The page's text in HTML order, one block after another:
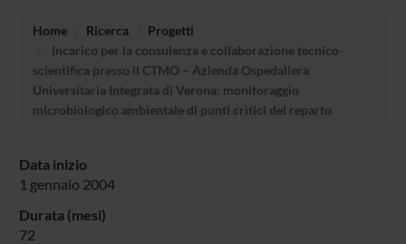
Home Ricerca
Progetti
Incarico per la consulenza e collaborazione tecnico-
scientifica presso il CTMO – Azienda Ospedaliera
Universitaria Integrata di Verona: monitoraggio
microbiologico ambientale di punti critici del reparto
Data inizio
1 gennaio 2004
Durata (mesi)
72